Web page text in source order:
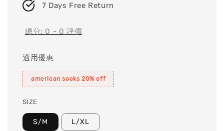
7 Days Free Return
總分: 0 - 0 評價
適用優惠
american socks 20% off
SIZE
S/M L/XL